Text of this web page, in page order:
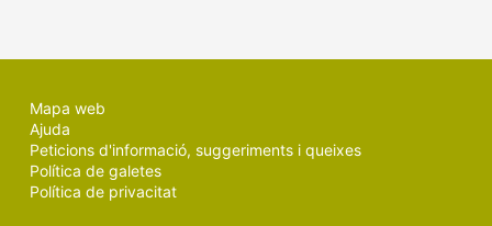
Mapa web
Ajuda
Peticions d'informació, suggeriments i queixes
Política de galetes
Política de privacitat